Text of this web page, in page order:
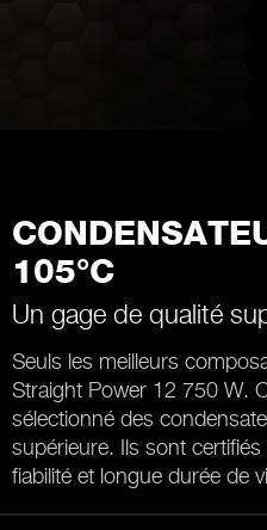
105°C
Un gage de qualité
Seuls les meilleurs
Straight Power 12 750 W.
sélectionné des
supérieure. Ils sont
fiabilité et longue durée de